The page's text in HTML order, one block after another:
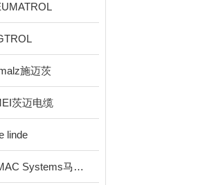
施迈茨
茨迈电缆
linde
美国MAMAC Systems马麦克